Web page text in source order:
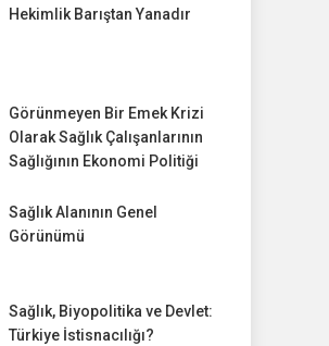
Hekimlik Barıştan Yanadır
Görünmeyen Bir Emek Krizi
Olarak Sağlık Çalışanlarının
Sağlığının Ekonomi Politiği
Sağlık Alanının Genel
Görünümü
Sağlık, Biyopolitika ve Devlet:
Türkiye İstisnacılığı?